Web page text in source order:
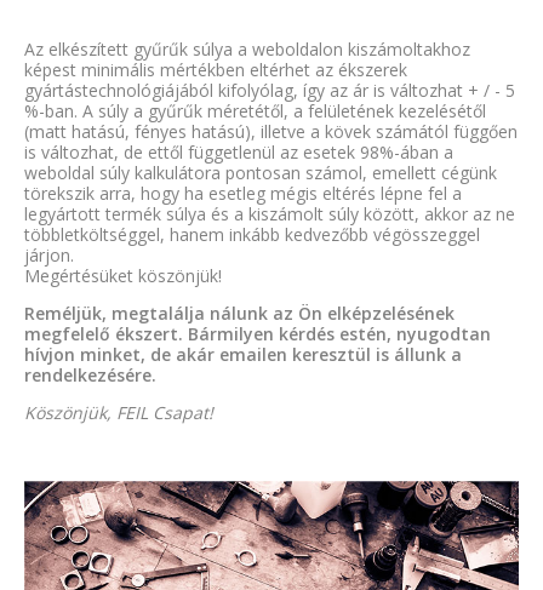
Az elkészített gyűrűk súlya a weboldalon kiszámoltakhoz
képest minimális mértékben eltérhet az ékszerek
gyártástechnológiájából kifolyólag, így az ár is változhat + / - 5
%-ban. A súly a gyűrűk méretétől, a felületének kezelésétől
(matt hatású, fényes hatású), illetve a kövek számától függően
is változhat, de ettől függetlenül az esetek 98%-ában a
weboldal súly kalkulátora pontosan számol, emellett cégünk
törekszik arra, hogy ha esetleg mégis eltérés lépne fel a
legyártott termék súlya és a kiszámolt súly között, akkor az ne
többletköltséggel, hanem inkább kedvezőbb végösszeggel
járjon.
Megértésüket köszönjük!
Reméljük, megtalálja nálunk az Ön elképzelésének
megfelelő ékszert. Bármilyen kérdés estén, nyugodtan
hívjon minket, de akár emailen keresztül is állunk a
rendelkezésére.
Köszönjük, FEIL Csapat!